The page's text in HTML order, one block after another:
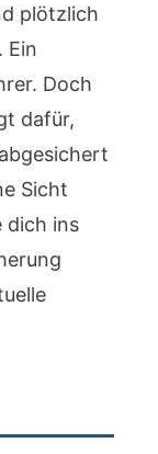
plötzlich
Ein
Doch
dafür,
Sicht
dich ins